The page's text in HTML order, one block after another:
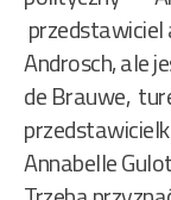
przedstawiciel
Androsch, ale
de Brauwe,
Annabelle